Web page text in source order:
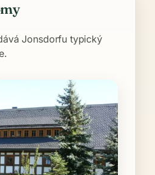
Jonsdorfu typický